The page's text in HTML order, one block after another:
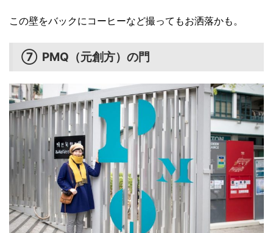
この壁をバックにコーヒーなど撮ってもお洒落かも。
⑦ PMQ（元創方）の門